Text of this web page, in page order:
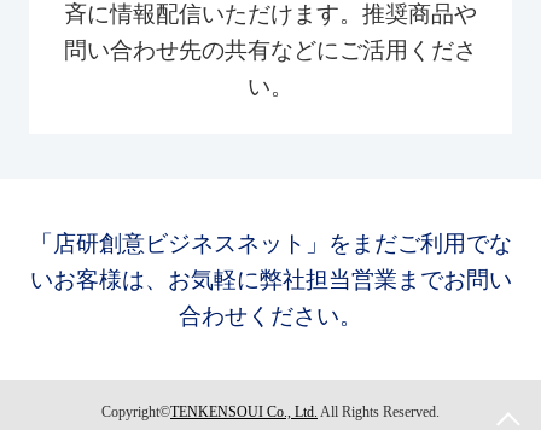
斉に情報配信いただけます。推奨商品や
問い合わせ先の共有などにご活用くださ
い。
「店研創意ビジネスネット」をまだご利用でな
いお客様は、お気軽に弊社担当営業までお問い
合わせください。
Copyright©TENKENSOUI Co., Ltd. All Rights Reserved.